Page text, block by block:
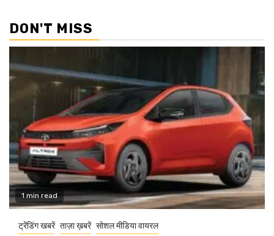
DON'T MISS
1 min read
ट्रेंडिंग खबरें ताज़ा ख़बरें सोशल मीडिया वायरल